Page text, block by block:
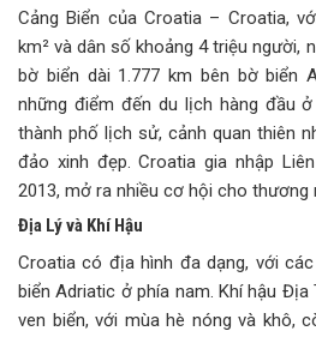
Cảng Biển của Croatia – Croatia,
km² và dân số khoảng 4 triệu người,
bờ biển dài 1.777 km bên bờ biển
những điểm đến du lịch hàng đầu
thành phố lịch sử, cảnh quan thiên
đảo xinh đẹp. Croatia gia nhập
2013, mở ra nhiều cơ hội cho thương
Địa Lý và Khí Hậu
Croatia có địa hình đa dạng, với
biển Adriatic ở phía nam. Khí hậu Địa
ven biển, với mùa hè nóng và khô,